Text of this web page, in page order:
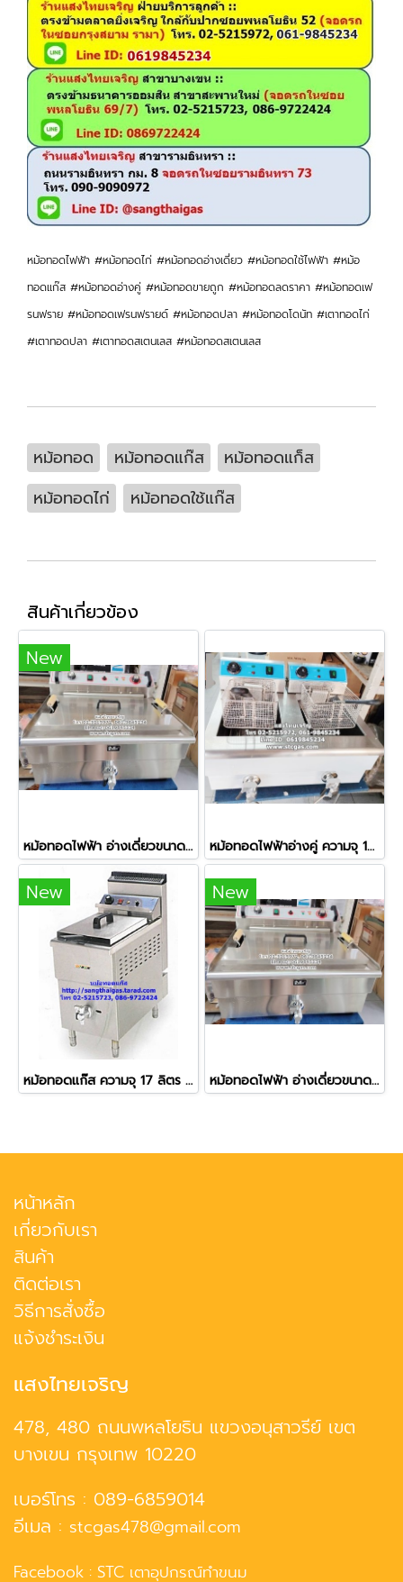
หม้อทอดไฟฟ้า #หม้อทอดไก่ #หม้อทอดอ่างเดี่ยว #หม้อทอดใช้ไฟฟ้า #หม้อ
ทอดแก๊ส #หม้อทอดอ่างคู่ #หม้อทอดขายถูก #หม้อทอดลดราคา #หม้อทอดเฟ
รนฟราย #หม้อทอดเฟรนฟรายด์ #หม้อทอดปลา #หม้อทอดโดนัท #เตาทอดไก่
#เตาทอดปลา #เตาทอดสเตนเลส #หม้อทอดสเตนเลส
หม้อทอด หม้อทอดแก๊ส
หม้อทอดแก็ส
หม้อทอดไก่
หม้อทอดใช้แก๊ส
สินค้าเกี่ยวข้อง
New
หม้อทอดไฟฟ้า อ่างเดี่ยวขนาดใหญ่ ความจุ 20 ลิตร หม้อทอดไฟฟ้าอ่างคู่ ความจุ 16 ลิตร (อ่างละ 8 ลิตร) รุ่น 102V
New
หม้อทอดแก๊ส ความจุ 17 ลิตร ควบคุมอุณหภูมิได้
New
หม้อทอดไฟฟ้า อ่างเดี่ยวขนาดใหญ่ ความจุ 30 ลิตร
หน้าหลัก
เกี่ยวกับเรา
สินค้า
ติดต่อเรา
วิธีการสั่งซื้อ
แจ้งชำระเงิน
แสงไทยเจริญ
478, 480 ถนนพหลโยธิน แขวงอนุสาวรีย์ เขต
บางเขน กรุงเทพ 10220
เบอร์โทร : 089-6859014
อีเมล : stcgas478@gmail.com
Facebook : STC เตาอุปกรณ์ทำขนม